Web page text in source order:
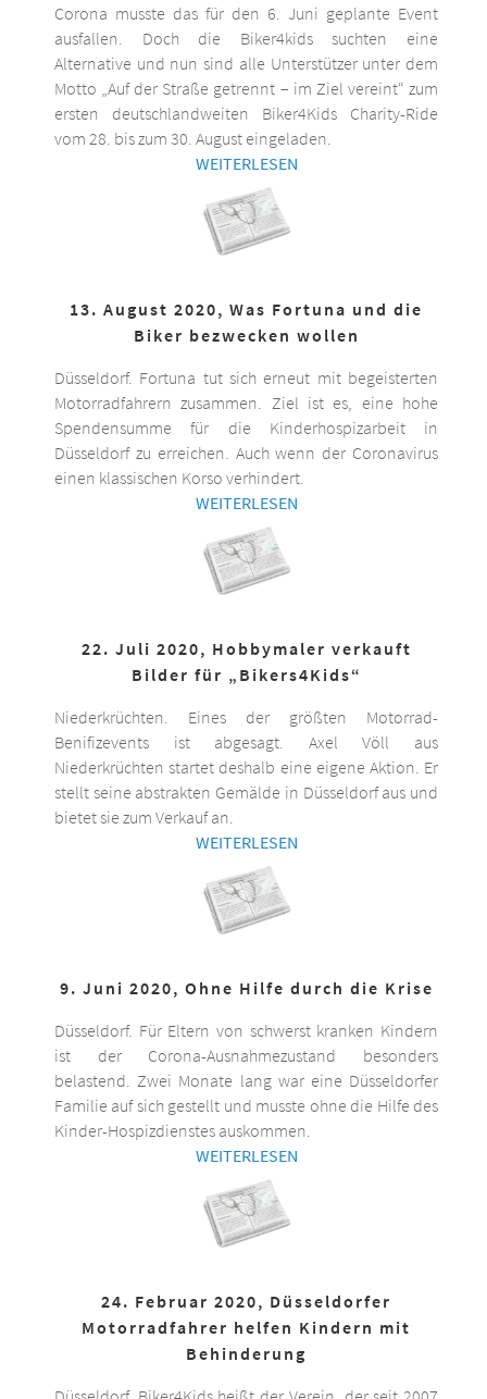
Corona musste das für den 6. Juni geplante Event
ausfallen. Doch die Biker4kids suchten eine
Alternative und nun sind alle Unterstützer unter dem
Motto „Auf der Straße getrennt – im Ziel vereint“ zum
ersten deutschlandweiten Biker4Kids Charity-Ride
vom 28. bis zum 30. August eingeladen.
WEITERLESEN
13. August 2020, Was Fortuna und die
Biker bezwecken wollen
Düsseldorf. Fortuna tut sich erneut mit begeisterten
Motorradfahrern zusammen. Ziel ist es, eine hohe
Spendensumme für die Kinderhospizarbeit in
Düsseldorf zu erreichen. Auch wenn der Coronavirus
einen klassischen Korso verhindert.
WEITERLESEN
22. Juli 2020, Hobbymaler verkauft
Bilder für „Bikers4Kids“
Niederkrüchten. Eines der größten Motorrad-
Benifizevents ist abgesagt. Axel Völl aus
Niederkrüchten startet deshalb eine eigene Aktion. Er
stellt seine abstrakten Gemälde in Düsseldorf aus und
bietet sie zum Verkauf an.
WEITERLESEN
9. Juni 2020, Ohne Hilfe durch die Krise
Düsseldorf. Für Eltern von schwerst kranken Kindern
ist der Corona-Ausnahmezustand besonders
belastend. Zwei Monate lang war eine Düsseldorfer
Familie auf sich gestellt und musste ohne die Hilfe des
Kinder-Hospizdienstes auskommen.
WEITERLESEN
24. Februar 2020, Düsseldorfer
Motorradfahrer helfen Kindern mit
Behinderung